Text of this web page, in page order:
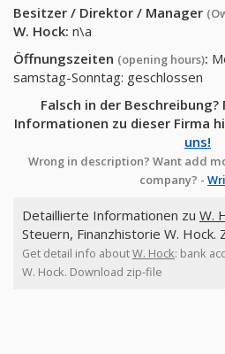
Besitzer / Direktor / Manager
W. Hock: n\a
Öffnungszeiten (opening hours):
samstag-Sonntag: geschlossen
Falsch in der
Informationen zu dieser Firma
uns!
Wrong in description? Want add
company? -
Detaillierte Informationen zu W.
Steuern, Finanzhistorie W.
Get detail info aboutW. Hock: bank
W. Hock. Download zip-file